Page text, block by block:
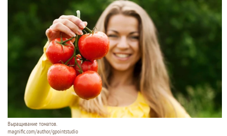
Выращивание томатов.
magnific.com/author/gpointstudio